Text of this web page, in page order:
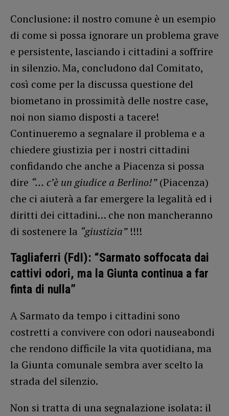
Conclusione: il nostro comune è un esempio
di come si possa ignorare un problema grave
e persistente, lasciando i cittadini a soffrire
in silenzio. Ma, concludono dal Comitato,
così come per la discussa questione del
biometano in prossimità delle nostre case,
noi non siamo disposti a tacere!
Continueremo a segnalare il problema e a
chiedere giustizia per i nostri cittadini
confidando che anche a Piacenza si possa
dire “… c’è un giudice a Berlino!”(Piacenza)
che ci aiuterà a far emergere la legalità ed i
diritti dei cittadini… che non mancheranno
di sostenere la “giustizia”!!!!
Tagliaferri (FdI): “Sarmato soffocata dai
cattivi odori, ma la Giunta continua a far
finta di nulla”
A Sarmato da tempo i cittadini sono
costretti a convivere con odori nauseabondi
che rendono difficile la vita quotidiana, ma
la Giunta comunale sembra aver scelto la
strada del silenzio.
Non si tratta di una segnalazione isolata: il